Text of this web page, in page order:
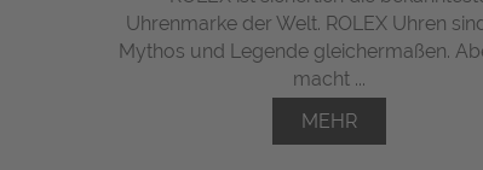
Uhrenmarke der Welt. ROLEX Uhren
Mythos und Legende gleichermaßen.
macht ...
MEHR